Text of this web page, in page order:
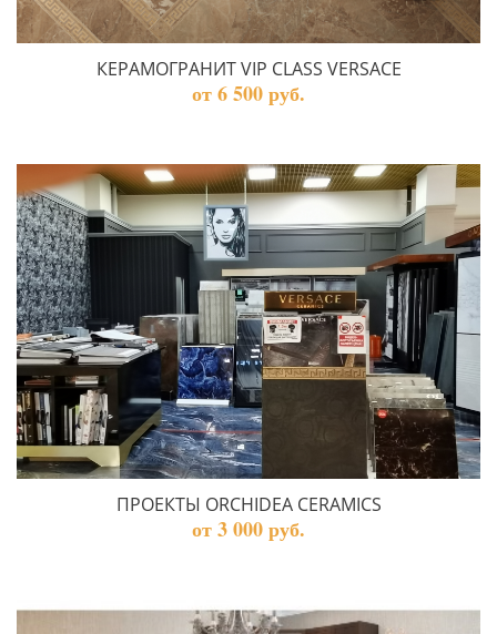
КЕРАМОГРАНИТ VIP CLASS VERSACE
от 6 500 руб.
ПРОЕКТЫ ORCHIDEA CERAMICS
от 3 000 руб.